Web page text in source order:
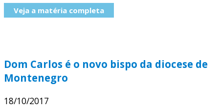
Veja a matéria completa
Dom Carlos é o novo bispo da diocese de
Montenegro
18/10/2017